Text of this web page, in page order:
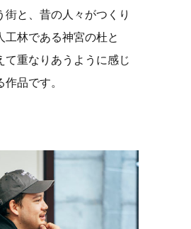
街と、昔の人々がつくり
工林である神宮の杜と
て重なりあうように感じ
品です。